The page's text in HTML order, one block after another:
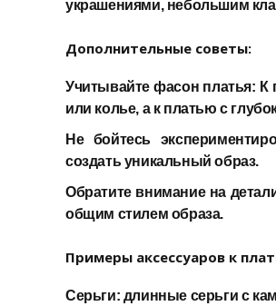
украшениями, небольшим
Дополнительные советы:
Учитывайте фасон платья: К
или колье, а к платью с
Не бойтесь
создать уникальный образ.
Обратите внимание на
общим стилем образа.
Примеры аксессуаров к
Серьги: длинные серьги с